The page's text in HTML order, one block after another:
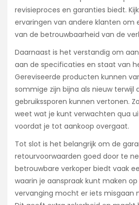
revisieproces en garanties biedt.
ervaringen van andere klanten om
van de betrouwbaarheid van de
Daarnaast is het verstandig om
aan de specificaties en staat van
Gereviseerde producten kunnen
sommige zijn bijna als nieuw terwijl
gebruikssporen kunnen vertonen.
weet wat je kunt verwachten qua
voordat je tot aankoop overgaat.
Tot slot is het belangrijk om de
retourvoorwaarden goed door te
betrouwbare verkoper biedt vaak
waarin je aanspraak kunt maken
vervanging mocht er iets misgaan